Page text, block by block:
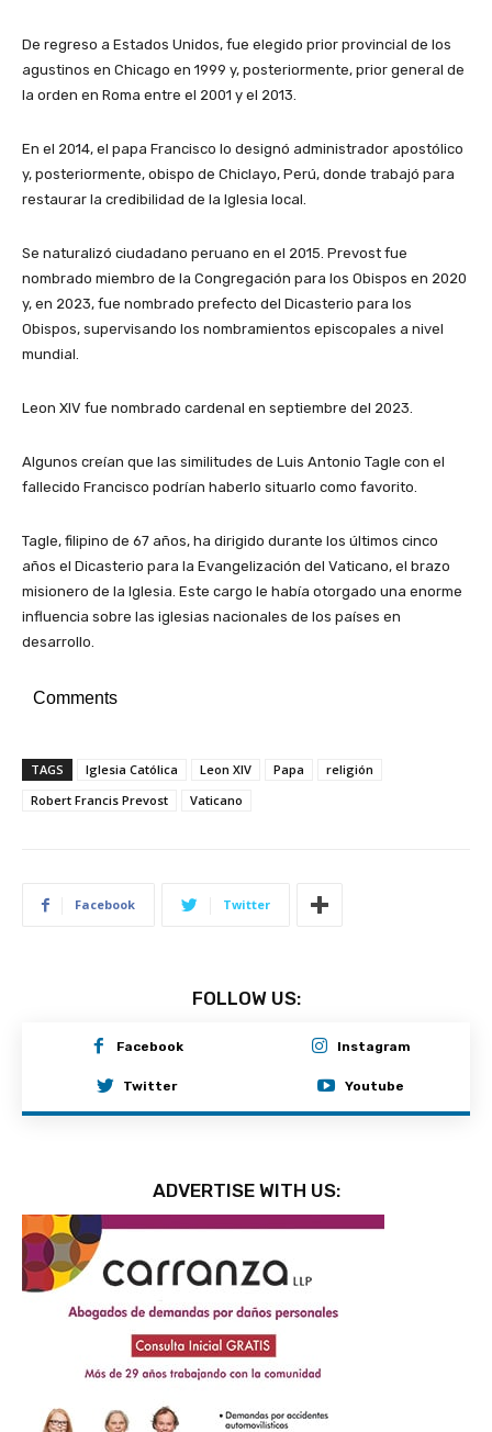
De regreso a Estados Unidos, fue elegido prior provincial de los
agustinos en Chicago en 1999 y, posteriormente, prior general de
la orden en Roma entre el 2001 y el 2013.
En el 2014, el papa Francisco lo designó administrador apostólico
y, posteriormente, obispo de Chiclayo, Perú, donde trabajó para
restaurar la credibilidad de la Iglesia local.
Se naturalizó ciudadano peruano en el 2015. Prevost fue
nombrado miembro de la Congregación para los Obispos en 2020
y, en 2023, fue nombrado prefecto del Dicasterio para los
Obispos, supervisando los nombramientos episcopales a nivel
mundial.
Leon XIV fue nombrado cardenal en septiembre del 2023.
Algunos creían que las similitudes de Luis Antonio Tagle con el
fallecido Francisco podrían haberlo situarlo como favorito.
Tagle, filipino de 67 años, ha dirigido durante los últimos cinco
años el Dicasterio para la Evangelización del Vaticano, el brazo
misionero de la Iglesia. Este cargo le había otorgado una enorme
influencia sobre las iglesias nacionales de los países en
desarrollo.
Comments
TAGS Iglesia Católica Leon XIV Papa
religión
Robert Francis Prevost
Vaticano
Facebook Twitter
FOLLOW US:
Facebook Instagram
Twitter Youtube
ADVERTISE WITH US: